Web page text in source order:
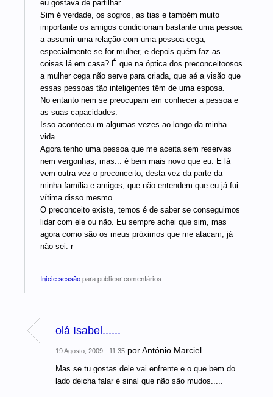
eu gostava de partilhar.
Sim é verdade, os sogros, as tias e também muito
importante os amigos condicionam bastante uma pessoa
a assumir uma relação com uma pessoa cega,
especialmente se for mulher, e depois quém faz as
coisas lá em casa? É que na óptica dos preconceitoosos
a mulher cega não serve para criada, que aé a visão que
essas pessoas tão inteligentes têm de uma esposa.
No entanto nem se preocupam em conhecer a pessoa e
as suas capacidades.
Isso aconteceu-m algumas vezes ao longo da minha
vida.
Agora tenho uma pessoa que me aceita sem reservas
nem vergonhas, mas... é bem mais novo que eu. E lá
vem outra vez o preconceito, desta vez da parte da
minha família e amigos, que não entendem que eu já fui
vítima disso mesmo.
O preconceito existe, temos é de saber se conseguimos
lidar com ele ou não. Eu sempre achei que sim, mas
agora como são os meus próximos que me atacam, já
não sei. r
Inicie sessãopara publicar comentários
olá Isabel......
19 Agosto, 2009 - 11:35 porAntónio Marciel
Mas se tu gostas dele vai enfrente e o que bem do
lado deicha falar é sinal que não são mudos.....